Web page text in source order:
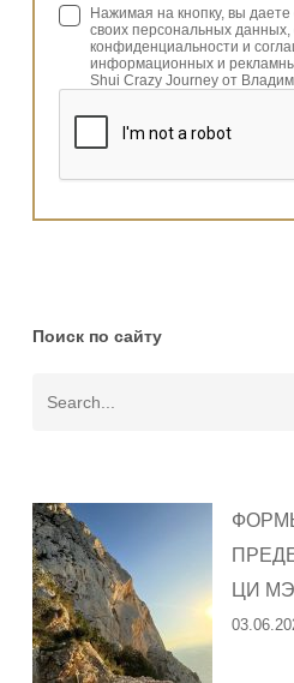
Нажимая на кнопку, вы даете
своих персональных данных,
конфиденциальности и
информационных и
Shui Crazy Journey от
Поиск по сайту
ЦИ